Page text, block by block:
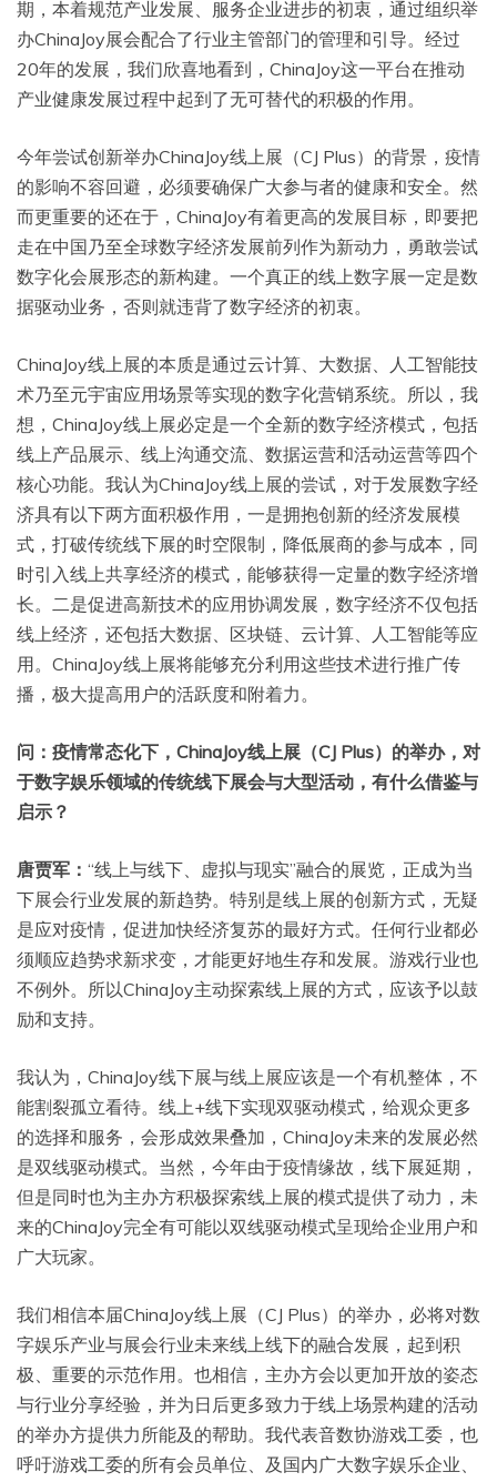
期，本着规范产业发展、服务企业进步的初衷，通过组织举
办ChinaJoy展会配合了行业主管部门的管理和引导。经过
20年的发展，我们欣喜地看到，ChinaJoy这一平台在推动
产业健康发展过程中起到了无可替代的积极的作用。
今年尝试创新举办ChinaJoy线上展（CJ Plus）的背景，疫情
的影响不容回避，必须要确保广大参与者的健康和安全。然
而更重要的还在于，ChinaJoy有着更高的发展目标，即要把
走在中国乃至全球数字经济发展前列作为新动力，勇敢尝试
数字化会展形态的新构建。一个真正的线上数字展一定是数
据驱动业务，否则就违背了数字经济的初衷。
ChinaJoy线上展的本质是通过云计算、大数据、人工智能技
术乃至元宇宙应用场景等实现的数字化营销系统。所以，我
想，ChinaJoy线上展必定是一个全新的数字经济模式，包括
线上产品展示、线上沟通交流、数据运营和活动运营等四个
核心功能。我认为ChinaJoy线上展的尝试，对于发展数字经
济具有以下两方面积极作用，一是拥抱创新的经济发展模
式，打破传统线下展的时空限制，降低展商的参与成本，同
时引入线上共享经济的模式，能够获得一定量的数字经济增
长。二是促进高新技术的应用协调发展，数字经济不仅包括
线上经济，还包括大数据、区块链、云计算、人工智能等应
用。ChinaJoy线上展将能够充分利用这些技术进行推广传
播，极大提高用户的活跃度和附着力。
问：疫情常态化下，ChinaJoy线上展（CJ Plus）的举办，对
于数字娱乐领域的传统线下展会与大型活动，有什么借鉴与
启示？
唐贾军： “线上与线下、虚拟与现实”融合的展览，正成为当
下展会行业发展的新趋势。特别是线上展的创新方式，无疑
是应对疫情，促进加快经济复苏的最好方式。任何行业都必
须顺应趋势求新求变，才能更好地生存和发展。游戏行业也
不例外。所以ChinaJoy主动探索线上展的方式，应该予以鼓
励和支持。
我认为，ChinaJoy线下展与线上展应该是一个有机整体，不
能割裂孤立看待。线上+线下实现双驱动模式，给观众更多
的选择和服务，会形成效果叠加，ChinaJoy未来的发展必然
是双线驱动模式。当然，今年由于疫情缘故，线下展延期，
但是同时也为主办方积极探索线上展的模式提供了动力，未
来的ChinaJoy完全有可能以双线驱动模式呈现给企业用户和
广大玩家。
我们相信本届ChinaJoy线上展（CJ Plus）的举办，必将对数
字娱乐产业与展会行业未来线上线下的融合发展，起到积
极、重要的示范作用。也相信，主办方会以更加开放的姿态
与行业分享经验，并为日后更多致力于线上场景构建的活动
的举办方提供力所能及的帮助。我代表音数协游戏工委，也
呼吁游戏工委的所有会员单位、及国内广大数字娱乐企业、